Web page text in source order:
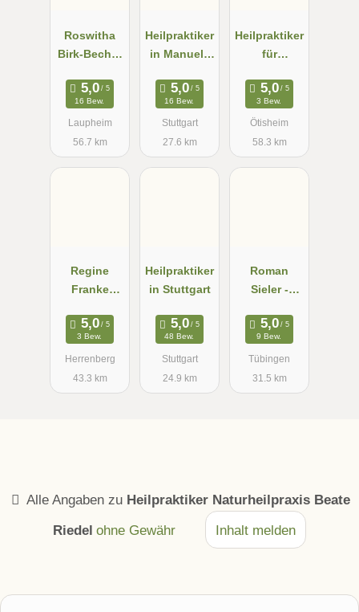
Roswitha
Birk-Becht -
in für
Psychothera
pie
16 Bew.
Laupheim
56.7 km
Heilpraktiker
in Manuela
16 Bew.
Stuttgart
27.6 km
Heilpraktiker
für
pie N.
Raess-
Beuchle
3 Bew.
Ötisheim
58.3 km
Regine
Franke
in
3 Bew.
Herrenberg
43.3 km
Heilpraktiker
in Stuttgart
48 Bew.
Stuttgart
24.9 km
Roman
Sieler -
ut &
Heilpraktiker
9 Bew.
Tübingen
31.5 km
Alle Angaben zu Heilpraktiker Naturheilpraxis Beate
Riedel ohne Gewähr Inhalt melden